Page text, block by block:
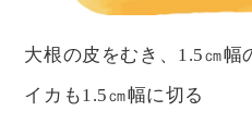
大根の皮をむき、1.5㎝幅
イカも1.5㎝幅に切る